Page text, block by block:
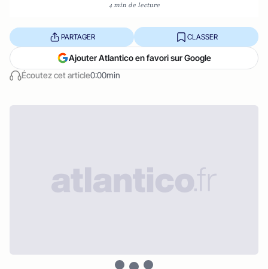
4 min de lecture
Écoutez cet article0:00min
PARTAGER CLASSER
Ajouter Atlantico en favori sur Google